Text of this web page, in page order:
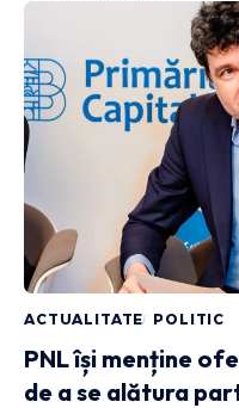
ACTUALITATE POLITIC
PNL își menține
de a se alătura